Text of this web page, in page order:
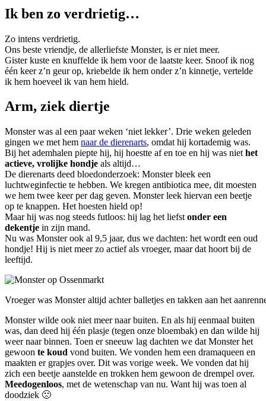
Ik ben zo verdrietig…
Zo intens verdrietig.
Ons beste vriendje, de allerliefste Monster, is er niet meer.
Gister kuste en knuffelde ik hem voor de laatste keer. Snoof ik nog
één keer z’n geur op, kriebelde ik hem onder z’n kinnetje, vertelde
ik hem hoeveel ik van hem hield.
Arm, ziek diertje
Monster was al een paar weken ‘niet lekker’. Drie weken geleden
gingen we met hem naar de dierenarts, omdat hij kortademig was.
Bij het ademhalen piepte hij, hij hoestte af en toe en hij was niet het
actieve, vrolijke hondje als altijd…
De dierenarts deed bloedonderzoek: Monster bleek een
luchtweginfectie te hebben. We kregen antibiotica mee, dit moesten
we hem twee keer per dag geven. Monster leek hiervan een beetje
op te knappen. Het hoesten hield op!
Maar hij was nog steeds futloos: hij lag het liefst onder een
dekentje in zijn mand.
Nu was Monster ook al 9,5 jaar, dus we dachten: het wordt een oud
hondje! Hij is niet meer zo actief als vroeger, maar dat hoort bij de
leeftijd.
Vroeger was Monster altijd achter balletjes en takken aan het
Monster wilde ook niet meer naar buiten. En als hij eenmaal buiten
was, dan deed hij één plasje (tegen onze bloembak) en dan wilde hij
weer naar binnen. Toen er sneeuw lag dachten we dat Monster het
gewoon te koud vond buiten. We vonden hem een dramaqueen en
maakten er grapjes over. Dit was vorige week. We vonden dat hij
zich een beetje aanstelde en trokken hem gewoon de drempel over.
Meedogenloos, met de wetenschap van nu. Want hij was toen al
doodziek 🙁